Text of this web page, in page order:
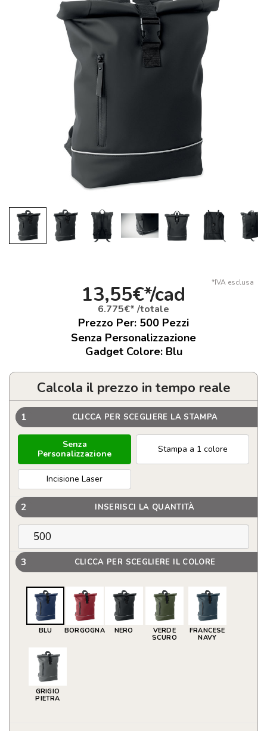
*IVA esclusa
13,55€*/cad
6.775€* /totale
Prezzo Per: 500 Pezzi
Senza Personalizzazione
Gadget Colore: Blu
Calcola il prezzo in tempo reale
1 CLICCA PER SCEGLIERE LA STAMPA
Senza
Personalizzazione
Stampa a 1 colore
Incisione Laser
2 INSERISCI LA QUANTITÀ
3 CLICCA PER SCEGLIERE IL COLORE
BLU BORGOGNA NERO
VERDE
SCURO
FRANCESE
NAVY
GRIGIO
PIETRA